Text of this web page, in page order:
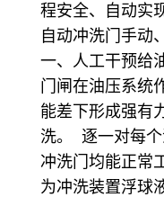
程安全、自动实
自动冲洗门手动
一、人工干预给
门闸在油压系统
能差下形成强有
洗。 逐一对每
冲洗门均能正常
为冲洗装置浮球